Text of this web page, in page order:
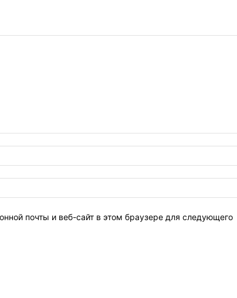
почты и веб-сайт в этом браузере для следующего